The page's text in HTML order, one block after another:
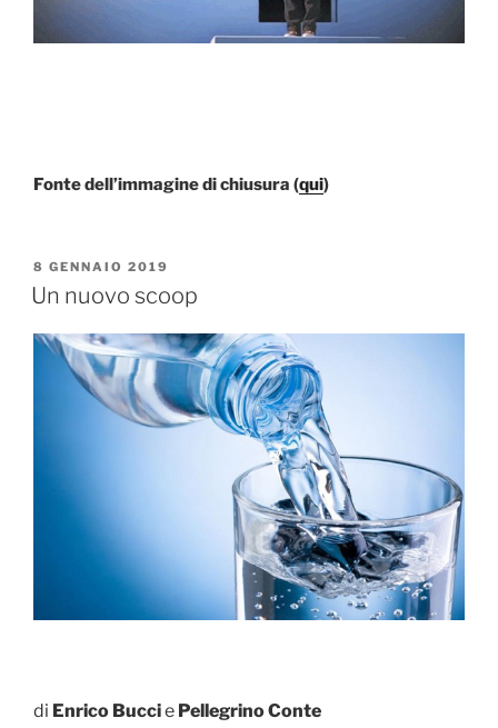
Fonte dell’immagine di chiusura (qui)
PUBBLICATO
IL
8 GENNAIO 2019
Un nuovo scoop
di Enrico Buccie PellegrinoConte